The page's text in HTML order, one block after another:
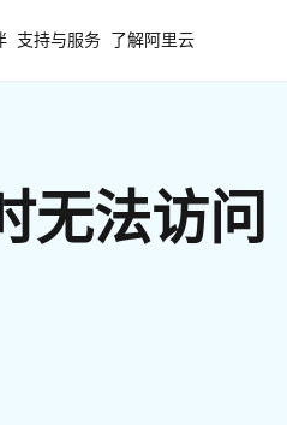
支持与服务 了解阿里云
无法访问